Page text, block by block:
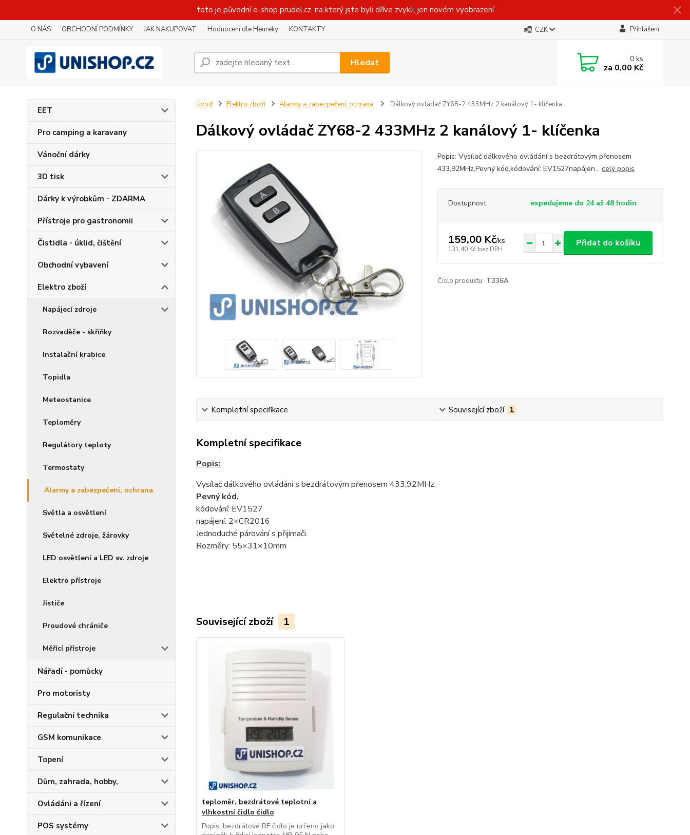
toto je původní e-shop prudel.cz, na který jste byli dříve zvykli, jen novém vyobrazení
O NÁS OBCHODNÍ PODMÍNKY JAK NAKUPOVAT Hodnocení dle Heureky KONTAKTY CZK Přihlášení
Hledat 0ks
za 0,00 Kč
EET
Pro camping a karavany
Vánoční dárky
3D tisk
Dárky k výrobkům - ZDARMA
Přístroje pro gastronomii
Čistidla - úklid, čištění
Obchodní vybavení
Elektro zboží
Napájecí zdroje
Rozvaděče - skříňky
Instalační krabice
Topidla
Meteostanice
Teploměry
Regulátory teploty
Termostaty
Alarmy a zabezpečení, ochrana
Světla a osvětlení
Světelné zdroje, žárovky
LED osvětlení a LED sv. zdroje
Elektro přístroje
Jističe
Proudové chrániče
Měřící přístroje
Nářadí - pomůcky
Pro motoristy
Regulační technika
GSM komunikace
Topení
Dům, zahrada, hobby,
Ovládáni a řízení
POS systémy
Úvod Elektro zboží Alarmy a zabezpečení, ochrana Dálkový ovládač ZY68-2 433MHz 2 kanálový 1- klíčenka
Dálkový ovládač ZY68-2 433MHz 2 kanálový 1- klíčenka
Popis: Vysílač dálkového ovládání s bezdrátovým přenosem
433,92MHz,Pevný kód,kódování: EV1527napájen... celý popis
Dostupnost expedujeme do 24 až 48 hodin
159,00 Kč/ks
131,40 Kč bez DPH
Přidat do košíku
Číslo produktu: T336A
Kompletní specifikace Související zboží 1
Kompletní specifikace
Popis:
Vysílač dálkového ovládání s bezdrátovým přenosem 433,92MHz,
Pevný kód,
kódování: EV1527
napájení: 2×CR2016
Jednoduché párování s přijímači.
Rozměry: 55×31×10mm
Související zboží 1
teploměr, bezdrátové teplotní a
vlhkostní čidlo čidlo
Popis: bezdrátové RF čidlo je určeno jako